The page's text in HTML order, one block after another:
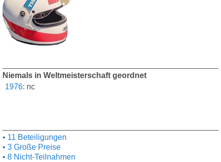
Niemals in Weltmeisterschaft geordnet
1976: nc
11 Beteiligungen
3 Große Preise
8 Nicht-Teilnahmen